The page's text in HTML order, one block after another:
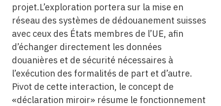
projet.L’exploration portera sur la mise en
réseau des systèmes de dédouanement suisses
avec ceux des États membres de l’UE, afin
d’échanger directement les données
douanières et de sécurité nécessaires à
l’exécution des formalités de part et d’autre.
Pivot de cette interaction, le concept de
«déclaration miroir» résume le fonctionnement